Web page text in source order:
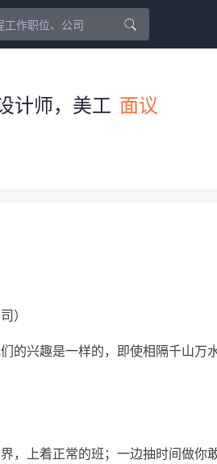
计师，美工 面议
）
的兴趣是一样的，即使相隔千山万
，上着正常的班；一边抽时间做你